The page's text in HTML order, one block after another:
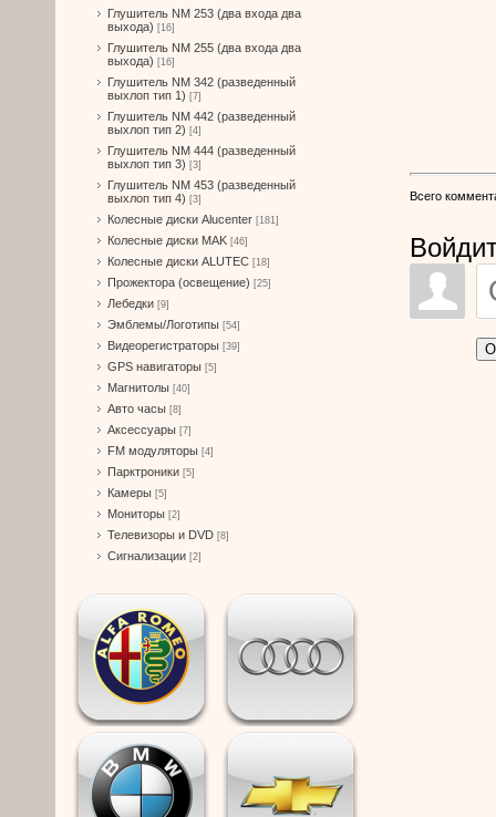
Глушитель NM 253 (два входа два
выхода) [16]
Глушитель NM 255 (два входа два
выхода) [16]
Глушитель NM 342 (разведенный
выхлоп тип 1) [7]
Глушитель NM 442 (разведенный
выхлоп тип 2) [4]
Глушитель NM 444 (разведенный
выхлоп тип 3) [3]
Глушитель NM 453 (разведенный
выхлоп тип 4) [3]
Колесные диски Alucenter [181]
Колесные диски MAK [46]
Колесные диски ALUTEC [18]
Прожектора (освещение) [25]
Лебедки [9]
Эмблемы/Логотипы [54]
Видеорегистраторы [39]
GPS навигаторы [5]
Магнитолы [40]
Авто часы [8]
Аксессуары [7]
FM модуляторы [4]
Парктроники [5]
Камеры [5]
Мониторы [2]
Телевизоры и DVD [8]
Сигнализации [2]
Всего